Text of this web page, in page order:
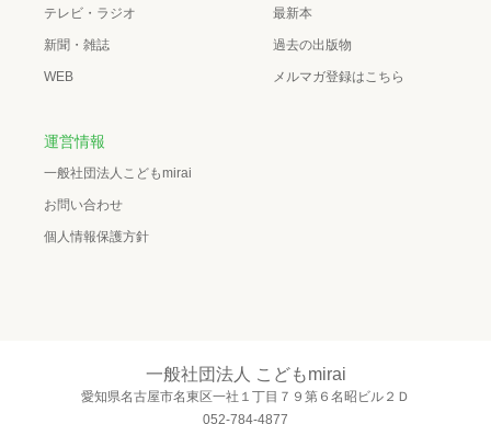
テレビ・ラジオ
新聞・雑誌
WEB
最新本
過去の出版物
メルマガ登録はこちら
運営情報
一般社団法人こどもmirai
お問い合わせ
個人情報保護方針
一般社団法人 こどもmirai
愛知県名古屋市名東区一社１丁目７９第６名昭ビル２Ｄ
052-784-4877